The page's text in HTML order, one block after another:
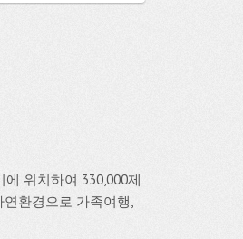
위치하여 330,000제
환경으로 가족여행,